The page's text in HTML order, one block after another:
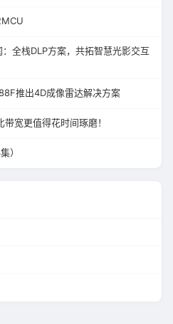
全栈DLP方案，共拓智慧光影交互
推出4D成像雷达解决方案
宽更值得花时间琢磨！
）